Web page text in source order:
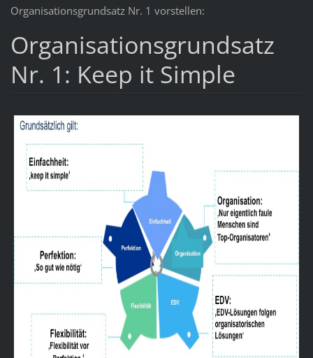
Organisationsgrundsatz Nr. 1 vorstellen:
Organisationsgrundsatz
Nr. 1: Keep it Simple